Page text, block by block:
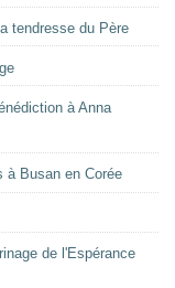
tendresse du Père
à Anna
à Busan en Corée
de l'Espérance